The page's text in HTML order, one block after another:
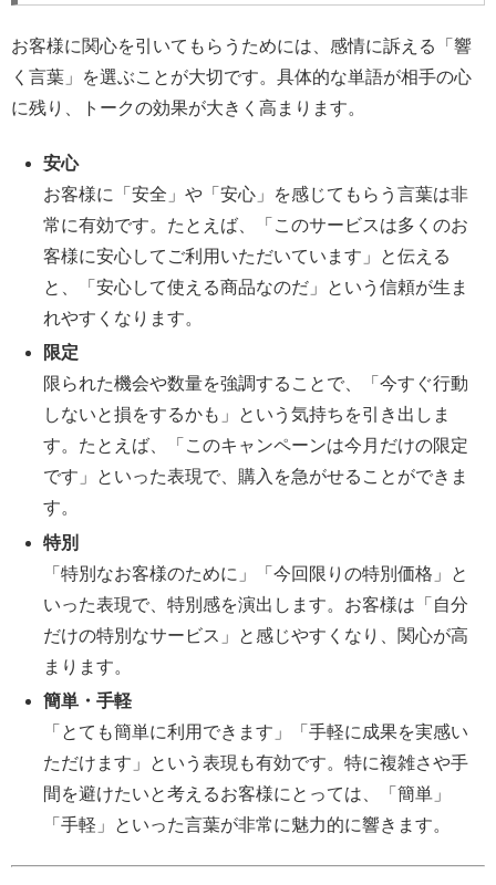
お客様に関心を引いてもらうためには、感情に訴える「響
く言葉」を選ぶことが大切です。具体的な単語が相手の心
に残り、トークの効果が大きく高まります。
安心
お客様に「安全」や「安心」を感じてもらう言葉は非
常に有効です。たとえば、「このサービスは多くのお
客様に安心してご利用いただいています」と伝える
と、「安心して使える商品なのだ」という信頼が生ま
れやすくなります。
限定
限られた機会や数量を強調することで、「今すぐ行動
しないと損をするかも」という気持ちを引き出しま
す。たとえば、「このキャンペーンは今月だけの限定
です」といった表現で、購入を急がせることができま
す。
特別
「特別なお客様のために」「今回限りの特別価格」と
いった表現で、特別感を演出します。お客様は「自分
だけの特別なサービス」と感じやすくなり、関心が高
まります。
簡単・手軽
「とても簡単に利用できます」「手軽に成果を実感い
ただけます」という表現も有効です。特に複雑さや手
間を避けたいと考えるお客様にとっては、「簡単」
「手軽」といった言葉が非常に魅力的に響きます。